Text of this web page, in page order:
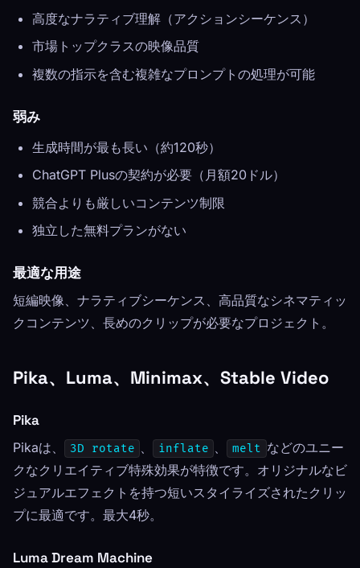
高度なナラティブ理解（アクションシーケンス）
市場トップクラスの映像品質
複数の指示を含む複雑なプロンプトの処理が可能
弱み
生成時間が最も長い（約120秒）
ChatGPT Plusの契約が必要（月額20ドル）
競合よりも厳しいコンテンツ制限
独立した無料プランがない
最適な用途
短編映像、ナラティブシーケンス、高品質なシネマティッ
クコンテンツ、長めのクリップが必要なプロジェクト。
Pika、Luma、Minimax、Stable Video
Pika
Pikaは、 3D rotate inflate melt などのユニー
クなクリエイティブ特殊効果が特徴です。オリジナルなビ
ジュアルエフェクトを持つ短いスタイライズされたクリッ
プに最適です。最大4秒。
Luma Dream Machine